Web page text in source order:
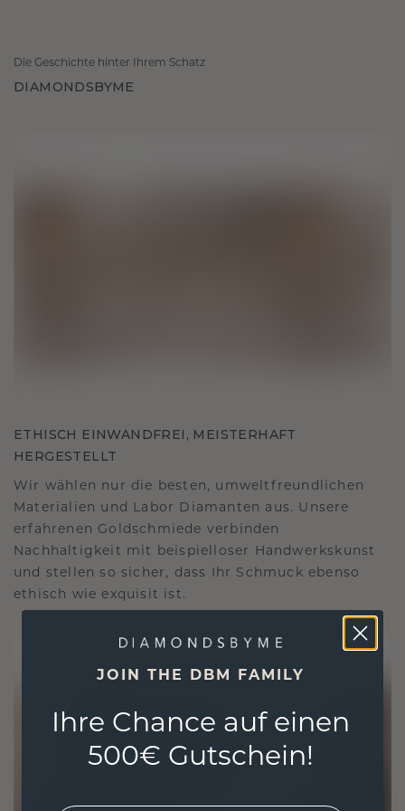
Die Geschichte hinter Ihrem Schatz
DIAMONDSBYME
ETHISCH EINWANDFREI, MEISTERHAFT
HERGESTELLT
Wir wählen nur die besten, umweltfreundlichen
Materialien und Labor Diamanten aus. Unsere
erfahrenen Goldschmiede verbinden
Nachhaltigkeit mit beispielloser Handwerkskunst
und stellen so sicher, dass Ihr Schmuck ebenso
ethisch wie exquisit ist.
JOIN THE DBM FAMILY
Ihre Chance auf einen
500€ Gutschein!